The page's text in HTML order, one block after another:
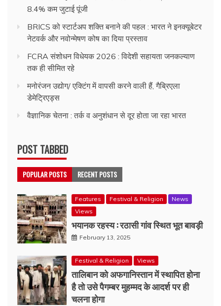
8.4% कम जुटाई पूंजी
BRICS को स्टार्टअप शक्ति बनाने की पहल : भारत ने इनक्यूबेटर
नेटवर्क और नवोन्मेषण कोष का दिया प्रस्ताव
FCRA संशोधन विधेयक 2026 : विदेशी सहायता जनकल्याण
तक ही सीमित रहे
मनोरंजन उद्योग/ एक्टिंग में वापसी करने वाली हैं, गैब्रिएला
डेमेट्रिएड्स
वैज्ञानिक चेतना : तर्क व अनुशंधान से दूर होता जा रहा भारत
POST TABBED
POPULAR POSTS RECENT POSTS
Features Festival & Religion
News
Views
भयानक रहस्य : रठासी गांव स्थित भूत बावड़ी
February 13, 2025
Festival & Religion Views
तालिबान को अफगानिस्तान में स्थापित होना
है तो उसे पैगम्बर मुहम्मद के आदर्श पर ही
चलना होगा